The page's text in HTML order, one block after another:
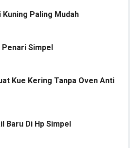
Kuning Paling Mudah
Simpel
Kue Kering Tanpa Oven Anti
Baru Di Hp Simpel